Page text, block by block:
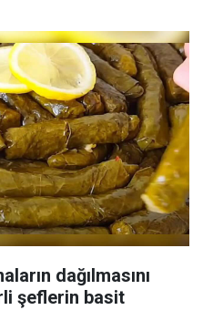
dağılmasını
şeflerin basit